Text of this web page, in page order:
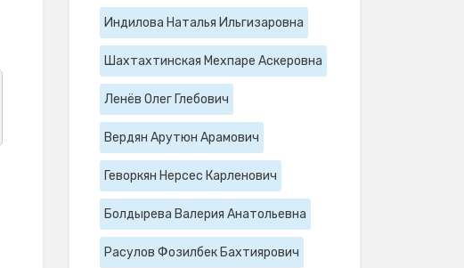
Индилова Наталья Ильгизаровна
Шахтахтинская Мехпаре Аскеровна
Ленёв Олег Глебович
Вердян Арутюн Арамович
Геворкян Нерсес Карленович
Болдырева Валерия Анатольевна
Расулов Фозилбек Бахтиярович